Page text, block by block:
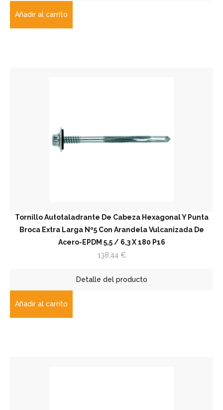
Añadir al carrito
Tornillo Autotaladrante De Cabeza Hexagonal Y Punta
Broca Extra Larga Nº5 Con Arandela Vulcanizada De
Acero-EPDM 5,5 / 6,3 X 180 P16
138,44 €
Detalle del producto
Añadir al carrito